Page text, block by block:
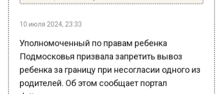
Подмосковья призвала запретить вывоз
ребенка за границу при несогласии одного из
родителей. Об этом сообщает портал
detimo.mosreg.ru.